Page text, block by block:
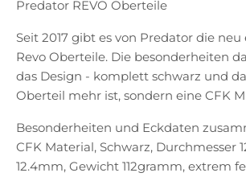
Predator REVO Oberteile
Seit 2017 gibt es von Predator die
Revo Oberteile. Die besonderheiten
das Design - komplett schwarz und
Oberteil mehr ist, sondern eine CFK
Besonderheiten und Eckdaten
CFK Material, Schwarz, Durchmesser
12.4mm, Gewicht 112gramm, extrem